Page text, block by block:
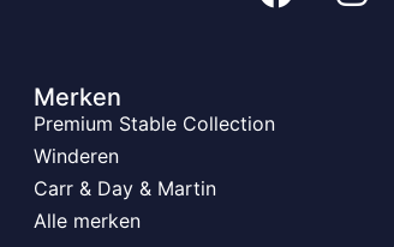
Merken
Premium Stable Collection
Winderen
Carr & Day & Martin
Alle merken